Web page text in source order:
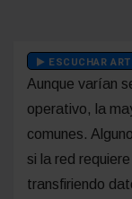
ESCUCHAR
Aunque varían
operativo, la
comunes.
si la red
transfiriendo